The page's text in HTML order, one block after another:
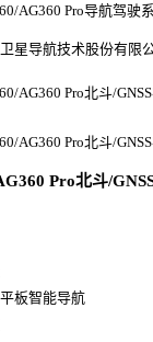
AG360 Pro导航驾驶
卫星导航技术股份有限
Pro北斗/
板智能导航